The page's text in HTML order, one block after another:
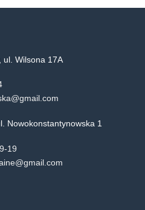
ul. Wilsona 17A
Nowokonstantynowska 1
19